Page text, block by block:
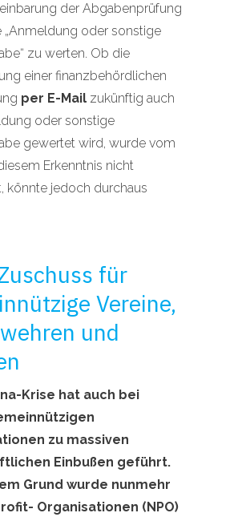
der Abgabenprüfung
„Anmeldung oder sonstige
zu werten. Ob die
einer finanzbehördlichen
per E-Mail zukünftig auch
oder sonstige
gewertet wird, wurde vom
Erkenntnis nicht
könnte jedoch durchaus
für
Vereine,
und
Krise hat auch bei
zu massiven
Einbußen geführt.
Grund wurde nunmehr
Organisationen (NPO)